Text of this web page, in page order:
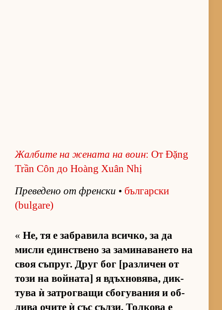
Жал­бите на же­ната на воин: От Đặng
Trần Côn до Hoàng Xuân Nhị
Пре­ве­дено от френ­ски • бъл­гар­ски
(bulgare)
« Не, тя е заб­ра­вила всич­ко, за да
мисли един­с­т­вено за за­ми­на­ва­нето на
своя съп­руг. Друг бог [раз­ли­чен от
този на вой­на­та] я вдъх­но­вя­ва, дик­
тува ѝ зат­рог­ващи сбо­гу­ва­ния и об­
лива очите ѝ със съл­зи. Тол­кова е